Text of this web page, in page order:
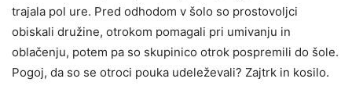
trajala pol ure. Pred odhodom v šolo so prostovoljci
obiskali družine, otrokom pomagali pri umivanju in
oblačenju, potem pa so skupinico otrok pospremili do šole.
Pogoj, da so se otroci pouka udeleževali? Zajtrk in kosilo.